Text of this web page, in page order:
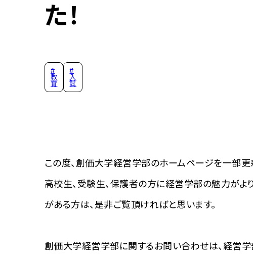
た！
#
教
育
#
入
試
この度、創価大学経営学部のホームページを一部更
高校生、受験生、保護者の方に経営学部の魅力がよ
がある方は、是非ご覧頂ければと思います。
創価大学経営学部に関するお問い合わせは、経営学